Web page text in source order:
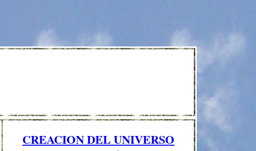
CREACION DEL UNIVERSO